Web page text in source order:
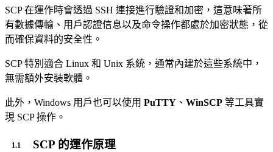
SCP 在運作時會透過 SSH 連接進行驗證和加密，這意味著所
有數據傳輸、用戶認證信息以及命令操作都處於加密狀態，從
而確保資料的安全性。
SCP 特別適合 Linux 和 Unix 系統，通常內建於這些系統中，
無需額外安裝軟體。
此外，Windows 用戶也可以使用 PuTTY 、 WinSCP 等工具實
現 SCP 操作。
SCP 的運作原理